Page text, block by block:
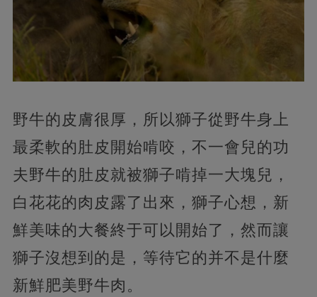
野牛的皮膚很厚，所以獅子從野牛身上
最柔軟的肚皮開始啃咬，不一會兒的功
夫野牛的肚皮就被獅子啃掉一大塊兒，
白花花的肉皮露了出來，獅子心想，新
鮮美味的大餐終于可以開始了，然而讓
獅子沒想到的是，等待它的并不是什麼
新鮮肥美野牛肉。